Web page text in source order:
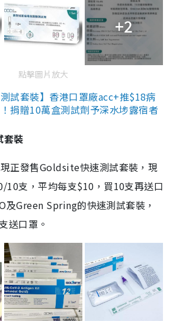
+2
點擊圖片放大
試套裝】香港口罩廠acc+推$18病
捐贈10萬盒測試劑予深水埗露宿者
裝
正發售Goldsite快速測試套裝，現
10支，平均每支$10，買10支再送口
及Green Spring的快速測試套裝，
送口罩。